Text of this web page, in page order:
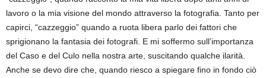
lavoro o la mia visione del mondo attraverso la fotografia. Tanto per
capirci, “cazzeggio” quando a ruota libera parlo dei fattori che
sprigionano la fantasia dei fotografi. E mi soffermo sull’importanza
del Caso e del Culo nella nostra arte, suscitando qualche ilarità.
Anche se devo dire che, quando riesco a spiegare fino in fondo ciò